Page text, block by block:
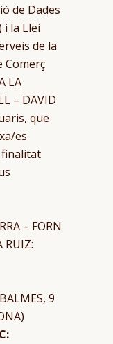
de Dades
i la Llei
de la
Comerç
LA
– DAVID
que
es
finalitat
– FORN
RUIZ:
9